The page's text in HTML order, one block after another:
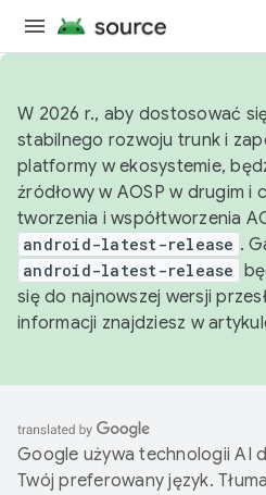
W 2026 r., aby dostosować
stabilnego rozwoju trunk i
platformy w ekosystemie,
źródłowy w AOSP w drugim i
tworzenia i współtworzenia
android-latest-release .
android-latest-release
się do najnowszej wersji
informacji znajdziesz w
Google używa technologii AI
Twój preferowany język.